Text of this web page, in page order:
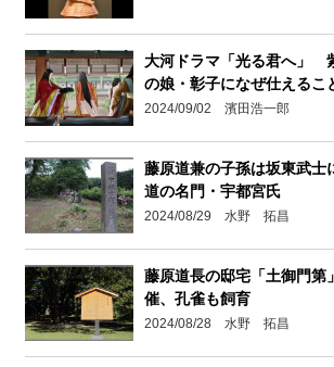
大河ドラマ「光る君へ」
の娘・彰子になぜ仕えるこ
2024/09/02 濱田浩一郎
藤原道兼の子孫は坂東武
道の名門・宇都宮氏
2024/08/29 水野 拓昌
藤原道長の邸宅「土御門
催、孔雀も飼育
2024/08/28 水野 拓昌